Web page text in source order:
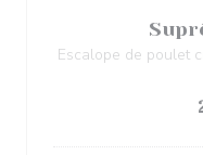
Escalope de poulet